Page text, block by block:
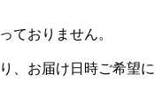
ておりません。
、お届け日時ご希望に